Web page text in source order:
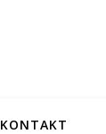
KONTAKT